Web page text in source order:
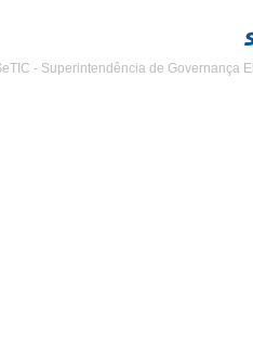
- Superintendência de Governança